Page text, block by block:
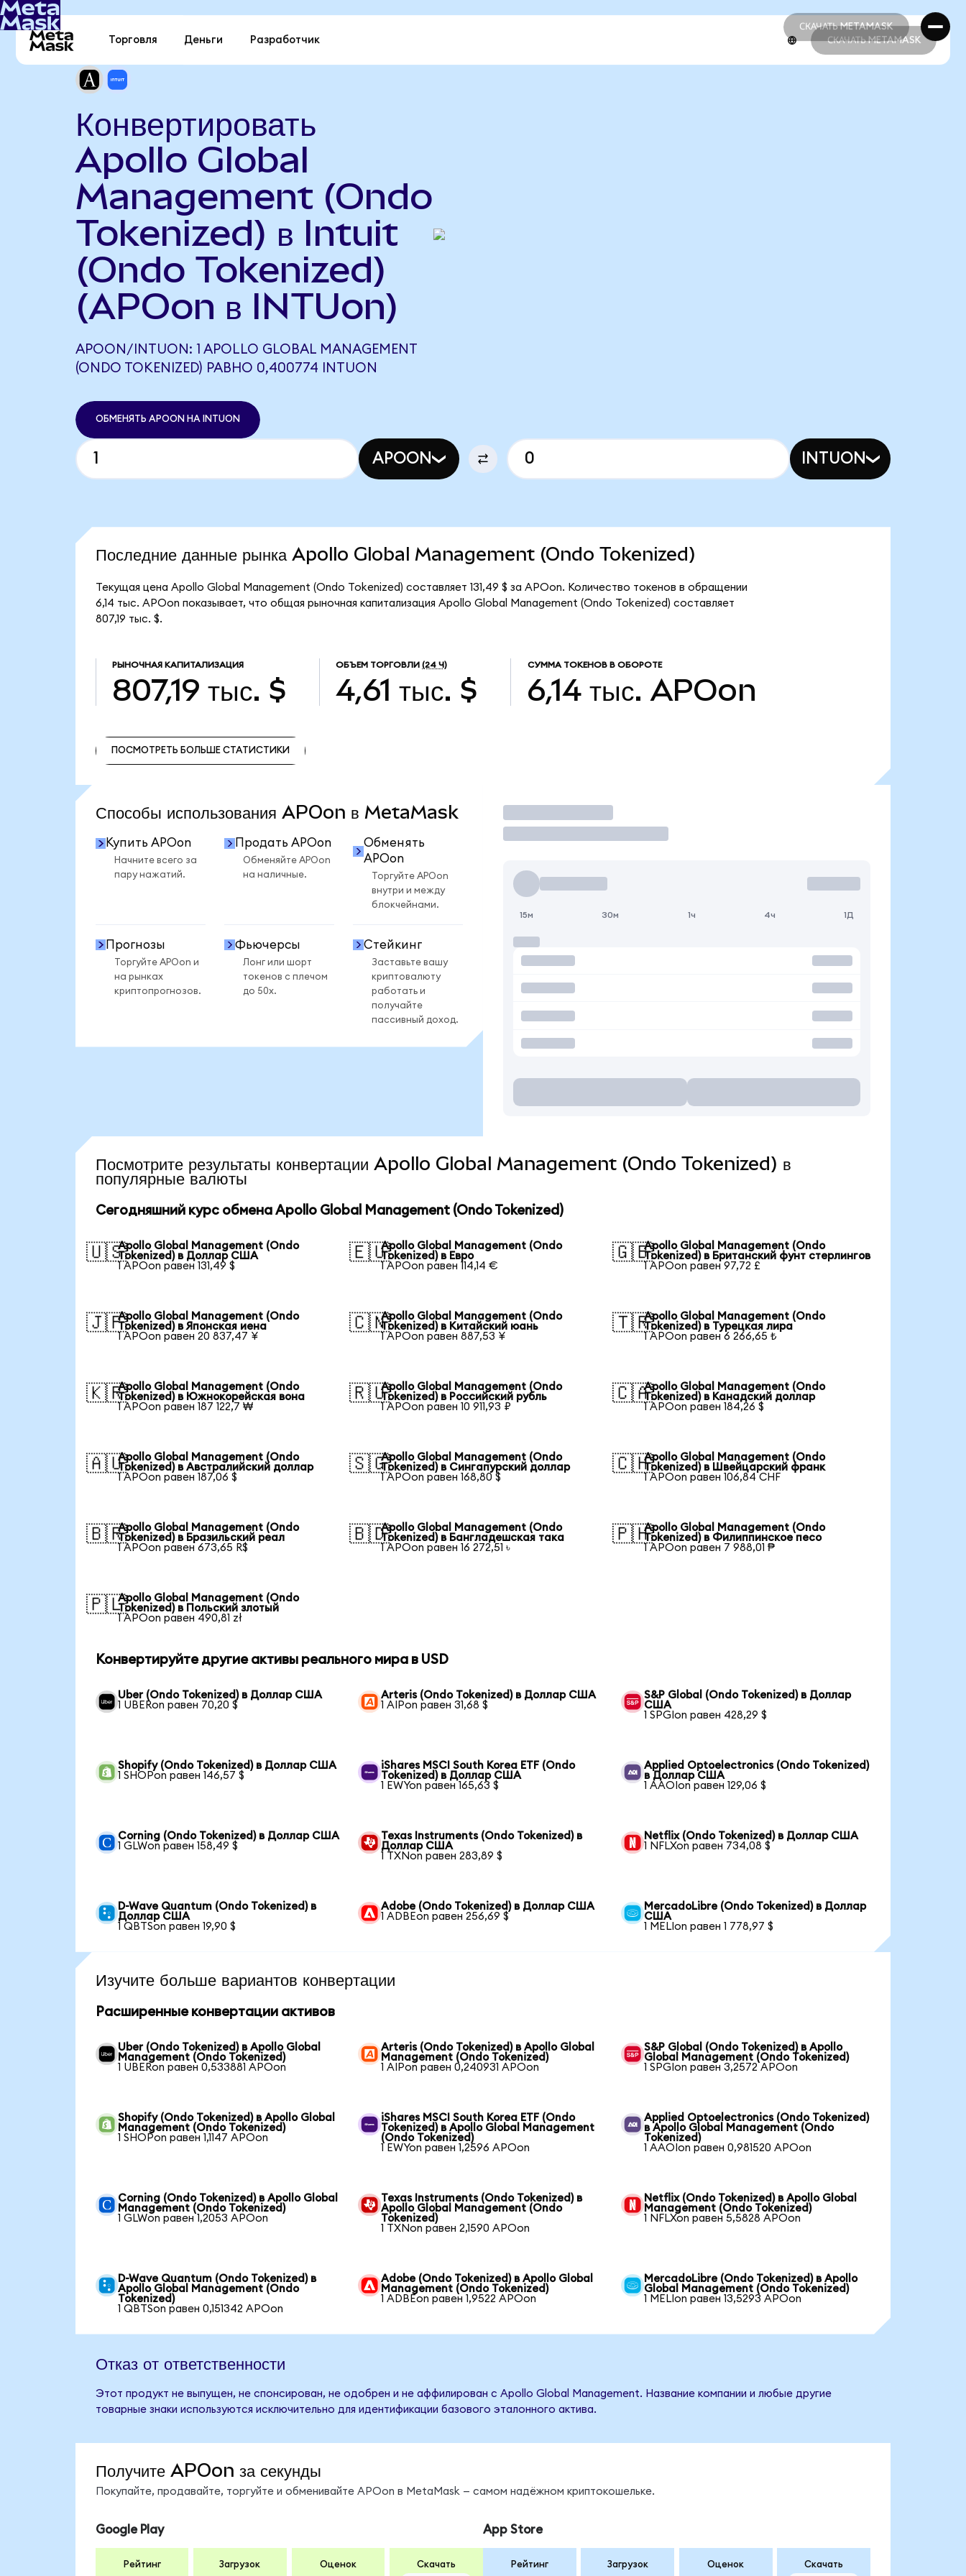
СКАЧАТЬ METAMASK
СКАЧАТЬ METAMASK
Торговля Деньги Разработчик СКАЧАТЬ METAMASK
Конвертировать
Apollo Global
Management (Ondo
Tokenized) в Intuit
(Ondo Tokenized)
(APOon в INTUon)
APOON/INTUON: 1 APOLLO GLOBAL MANAGEMENT
(ONDO TOKENIZED) РАВНО 0,400774 INTUON
ОБМЕНЯТЬ APOON НА INTUON
APOON INTUON
Последние данные рынка Apollo Global Management (Ondo Tokenized)
Текущая цена Apollo Global Management (Ondo Tokenized) составляет 131,49 $ за APOon. Количество токенов в обращении
6,14 тыс. APOon показывает, что общая рыночная капитализация Apollo Global Management (Ondo Tokenized) составляет
807,19 тыс. $.
РЫНОЧНАЯ КАПИТАЛИЗАЦИЯ
807,19 тыс. $
ОБЪЕМ ТОРГОВЛИ (24 Ч)
4,61 тыс. $
СУММА ТОКЕНОВ В ОБОРОТЕ
6,14 тыс. APOon
ПОСМОТРЕТЬ БОЛЬШЕ СТАТИСТИКИ
Способы использования APOon в MetaMask
Купить APOon
Начните всего за
пару нажатий.
Продать APOon
Обменяйте APOon
на наличные.
Обменять
APOon
Торгуйте APOon
внутри и между
блокчейнами.
Прогнозы
Торгуйте APOon и
на рынках
криптопрогнозов.
Фьючерсы
Лонг или шорт
токенов с плечом
до 50x.
Стейкинг
Заставьте вашу
криптовалюту
работать и
получайте
пассивный доход.
Торговать
15м 30м 1ч 4ч 1Д
Посмотрите результаты конвертации Apollo Global Management (Ondo Tokenized) в
популярные валюты
Сегодняшний курс обмена Apollo Global Management (Ondo Tokenized)
🇺🇸Apollo Global Management (Ondo
Tokenized) в Доллар США
1 APOon равен 131,49 $
🇪🇺Apollo Global Management (Ondo
Tokenized) в Евро
1 APOon равен 114,14 €
🇬🇧Apollo Global Management (Ondo
Tokenized) в Британский фунт стерлингов
1 APOon равен 97,72 £
🇯🇵Apollo Global Management (Ondo
Tokenized) в Японская иена
1 APOon равен 20 837,47 ¥
🇨🇳Apollo Global Management (Ondo
Tokenized) в Китайский юань
1 APOon равен 887,53 ¥
🇹🇷Apollo Global Management (Ondo
Tokenized) в Турецкая лира
1 APOon равен 6 266,65 ₺
🇰🇷Apollo Global Management (Ondo
Tokenized) в Южнокорейская вона
1 APOon равен 187 122,7 ₩
🇷🇺Apollo Global Management (Ondo
Tokenized) в Российский рубль
1 APOon равен 10 911,93 ₽
🇨🇦Apollo Global Management (Ondo
Tokenized) в Канадский доллар
1 APOon равен 184,26 $
🇦🇺Apollo Global Management (Ondo
Tokenized) в Австралийский доллар
1 APOon равен 187,06 $
🇸🇬Apollo Global Management (Ondo
Tokenized) в Сингапурский доллар
1 APOon равен 168,80 $
🇨🇭Apollo Global Management (Ondo
Tokenized) в Швейцарский франк
1 APOon равен 106,84 CHF
🇧🇷Apollo Global Management (Ondo
Tokenized) в Бразильский реал
1 APOon равен 673,65 R$
🇧🇩Apollo Global Management (Ondo
Tokenized) в Бангладешская така
1 APOon равен 16 272,51 ৳
🇵🇭Apollo Global Management (Ondo
Tokenized) в Филиппинское песо
1 APOon равен 7 988,01 ₱
🇵🇱Apollo Global Management (Ondo
Tokenized) в Польский злотый
1 APOon равен 490,81 zł
Конвертируйте другие активы реального мира в USD
Uber (Ondo Tokenized) в Доллар США
1 UBERon равен 70,20 $
Arteris (Ondo Tokenized) в Доллар США
1 AIPon равен 31,68 $
S&P Global (Ondo Tokenized) в Доллар
США
1 SPGIon равен 428,29 $
Shopify (Ondo Tokenized) в Доллар США
1 SHOPon равен 146,57 $
iShares MSCI South Korea ETF (Ondo
Tokenized) в Доллар США
1 EWYon равен 165,63 $
Applied Optoelectronics (Ondo Tokenized)
в Доллар США
1 AAOIon равен 129,06 $
Corning (Ondo Tokenized) в Доллар США
1 GLWon равен 158,49 $
Texas Instruments (Ondo Tokenized) в
Доллар США
1 TXNon равен 283,89 $
Netflix (Ondo Tokenized) в Доллар США
1 NFLXon равен 734,08 $
D-Wave Quantum (Ondo Tokenized) в
Доллар США
1 QBTSon равен 19,90 $
Adobe (Ondo Tokenized) в Доллар США
1 ADBEon равен 256,69 $
MercadoLibre (Ondo Tokenized) в Доллар
США
1 MELIon равен 1 778,97 $
Изучите больше вариантов конвертации
Расширенные конвертации активов
Uber (Ondo Tokenized) в Apollo Global
Management (Ondo Tokenized)
1 UBERon равен 0,533881 APOon
Arteris (Ondo Tokenized) в Apollo Global
Management (Ondo Tokenized)
1 AIPon равен 0,240931 APOon
S&P Global (Ondo Tokenized) в Apollo
Global Management (Ondo Tokenized)
1 SPGIon равен 3,2572 APOon
Shopify (Ondo Tokenized) в Apollo Global
Management (Ondo Tokenized)
1 SHOPon равен 1,1147 APOon
iShares MSCI South Korea ETF (Ondo
Tokenized) в Apollo Global Management
(Ondo Tokenized)
1 EWYon равен 1,2596 APOon
Applied Optoelectronics (Ondo Tokenized)
в Apollo Global Management (Ondo
Tokenized)
1 AAOIon равен 0,981520 APOon
Corning (Ondo Tokenized) в Apollo Global
Management (Ondo Tokenized)
1 GLWon равен 1,2053 APOon
Texas Instruments (Ondo Tokenized) в
Apollo Global Management (Ondo
Tokenized)
1 TXNon равен 2,1590 APOon
Netflix (Ondo Tokenized) в Apollo Global
Management (Ondo Tokenized)
1 NFLXon равен 5,5828 APOon
D-Wave Quantum (Ondo Tokenized) в
Apollo Global Management (Ondo
Tokenized)
1 QBTSon равен 0,151342 APOon
Adobe (Ondo Tokenized) в Apollo Global
Management (Ondo Tokenized)
1 ADBEon равен 1,9522 APOon
MercadoLibre (Ondo Tokenized) в Apollo
Global Management (Ondo Tokenized)
1 MELIon равен 13,5293 APOon
Отказ от ответственности
Этот продукт не выпущен, не спонсирован, не одобрен и не аффилирован с Apollo Global Management. Название компании и любые другие
товарные знаки используются исключительно для идентификации базового эталонного актива.
Получите APOon за секунды
Покупайте, продавайте, торгуйте и обменивайте APOon в MetaMask — самом надёжном криптокошельке.
Google Play
Рейтинг Загрузок Оценок Скачать
App Store
Рейтинг Загрузок Оценок Скачать